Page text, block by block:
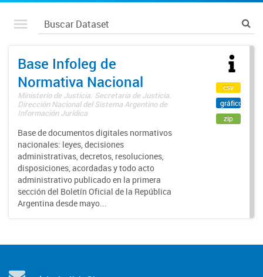
Base Infoleg de
Normativa Nacional
Ministerio de Justicia. Secretaría de Justicia.
Dirección Nacional del Sistema Argentino de
Información Jurídica
Base de documentos digitales normativos
nacionales: leyes, decisiones
administrativas, decretos, resoluciones,
disposiciones, acordadas y todo acto
administrativo publicado en la primera
sección del Boletín Oficial de la República
Argentina desde mayo...
csv
gráfico
zip